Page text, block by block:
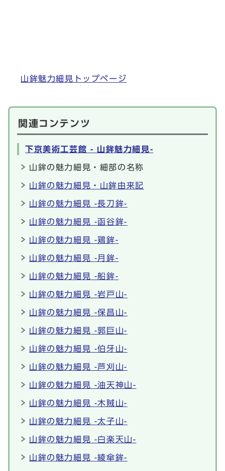
山鉾魅力細見トップページ
関連コンテンツ
下京美術工芸館 - 山鉾魅力細見-
山鉾の魅力細見・細部の名称
山鉾の魅力細見・山鉾由来記
山鉾の魅力細見 -長刀鉾-
山鉾の魅力細見 -函谷鉾-
山鉾の魅力細見 -鶏鉾-
山鉾の魅力細見 -月鉾-
山鉾の魅力細見 -船鉾-
山鉾の魅力細見 -岩戸山-
山鉾の魅力細見 -保昌山-
山鉾の魅力細見 -郭巨山-
山鉾の魅力細見 -伯牙山-
山鉾の魅力細見 -芦刈山-
山鉾の魅力細見 -油天神山-
山鉾の魅力細見 -木賊山-
山鉾の魅力細見 -太子山-
山鉾の魅力細見 -白楽天山-
山鉾の魅力細見 -綾傘鉾-